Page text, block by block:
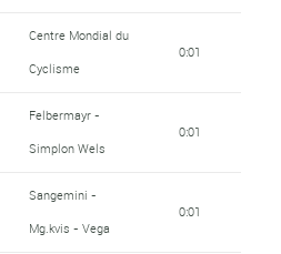
Centre Mondial du
Cyclisme
0:01
Felbermayr -
Simplon Wels
0:01
Sangemini -
Mg.kvis - Vega
0:01